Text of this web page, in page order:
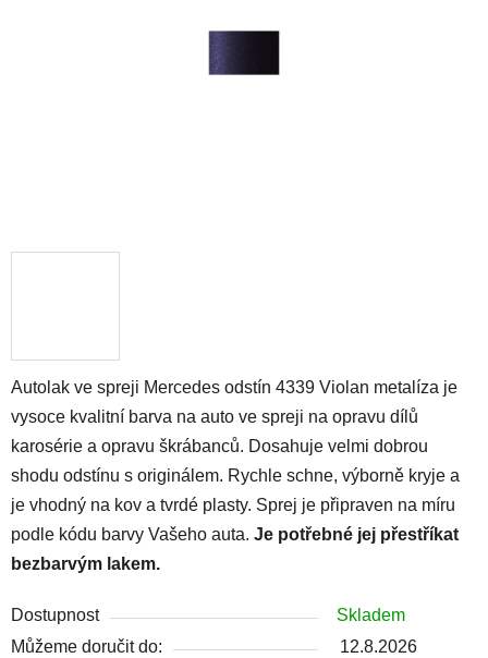
Autolak ve spreji Mercedes odstín 4339 Violan metalíza je
vysoce kvalitní barva na auto ve spreji na opravu dílů
karosérie a opravu škrábanců. Dosahuje velmi dobrou
shodu odstínu s originálem. Rychle schne, výborně kryje a
je vhodný na kov a tvrdé plasty. Sprej je připraven na míru
podle kódu barvy Vašeho auta. Je potřebné jej přestříkat
bezbarvým lakem.
Dostupnost
Skladem
Můžeme doručit do:
12.8.2026